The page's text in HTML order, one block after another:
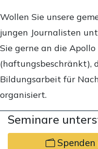
Wollen Sie unsere
jungen Journalisten
Sie gerne an die Apollo
(haftungsbeschränkt),
Bildungsarbeit für
organisiert.
Seminare
Spenden